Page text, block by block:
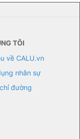
TÔI
về CALU.vn
nhân sự
đường